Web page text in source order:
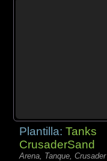
Plantilla:Tanks
CrusaderSand
Arena, Tanque, Crusader